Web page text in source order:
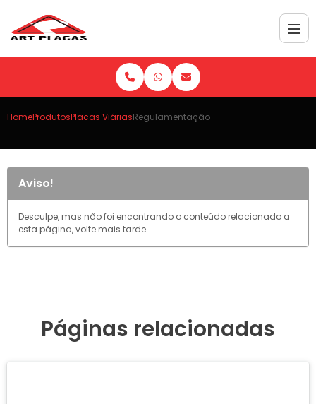
HomeProdutosPlacas ViáriasRegulamentação
Aviso!
Desculpe, mas não foi encontrando o conteúdo relacionado a
esta página, volte mais tarde
Páginas relacionadas